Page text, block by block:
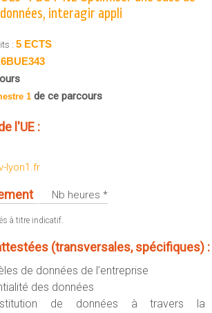
Biochimie)
des Procédés - Département composante)
Composante)
et
données, interagir appli
: 5 ECTS
1 de ce parcours
l'UE :
lyon1.fr
Nb heures *
à titre indicatif.
(transversales, spécifiques) :
de données de l’entreprise
des données
de données à travers la